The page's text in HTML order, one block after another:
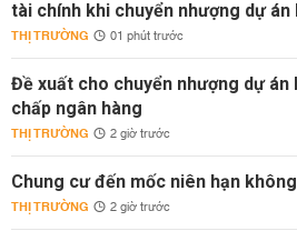
tài chính khi chuyển nhượng dự án
THỊ TRƯỜNG 01 phút trước
Đề xuất cho chuyển nhượng dự
chấp ngân hàng
THỊ TRƯỜNG 2 giờ trước
Chung cư đến mốc niên hạn
THỊ TRƯỜNG 2 giờ trước